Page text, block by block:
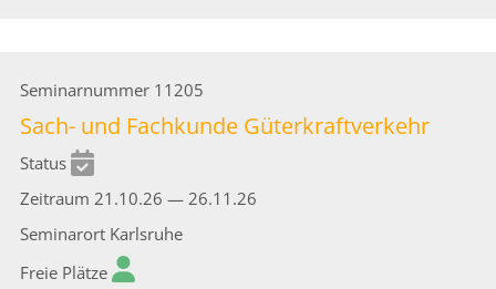
Seminarnummer 11205
Sach- und Fachkunde Güterkraftverkehr
Status
Zeitraum 21.10.26 — 26.11.26
Seminarort Karlsruhe
Freie Plätze